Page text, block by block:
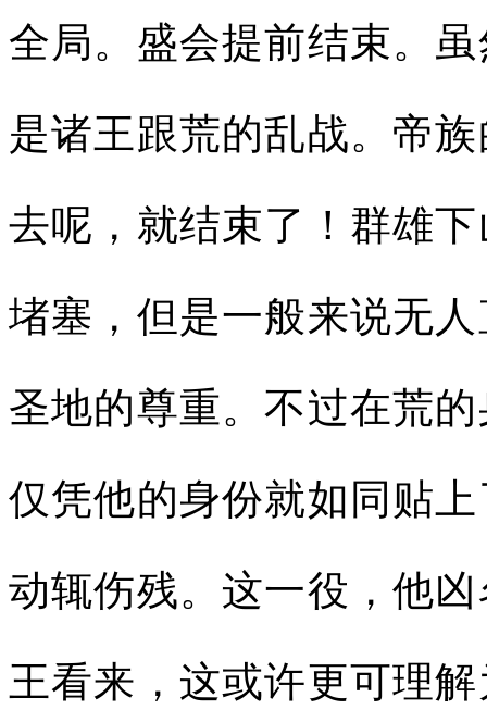
全局。盛会提前结束。
是诸王跟荒的乱战。帝
去呢，就结束了！群雄
堵塞，但是一般来说无
圣地的尊重。不过在荒
仅凭他的身份就如同贴
动辄伤残。这一役，他
王看来，这或许更可理